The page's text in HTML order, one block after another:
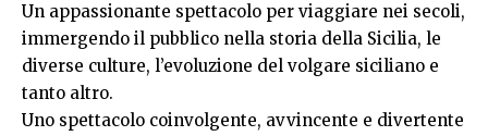
Un appassionante spettacolo per viaggiare nei secoli,
immergendo il pubblico nella storia della Sicilia, le
diverse culture, l’evoluzione del volgare siciliano e
tanto altro.
Uno spettacolo coinvolgente, avvincente e divertente